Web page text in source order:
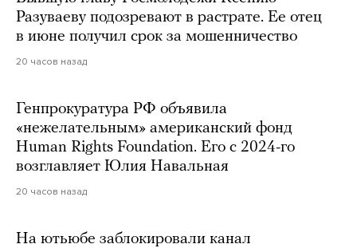
Разуваеву подозревают в растрате. Ее отец
в июне получил срок за мошенничество
20 часов назад
Генпрокуратура РФ объявила
«нежелательным» американский фонд
Human Rights Foundation. Его с 2024-го
возглавляет Юлия Навальная
20 часов назад
На ютьюбе заблокировали канал